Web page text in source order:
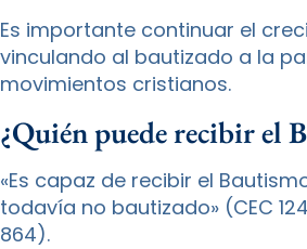
Es importante continuar el
vinculando al bautizado a la
movimientos cristianos.
¿Quién puede recibir el
«Es capaz de recibir el
todavía no bautizado» (CEC
864).